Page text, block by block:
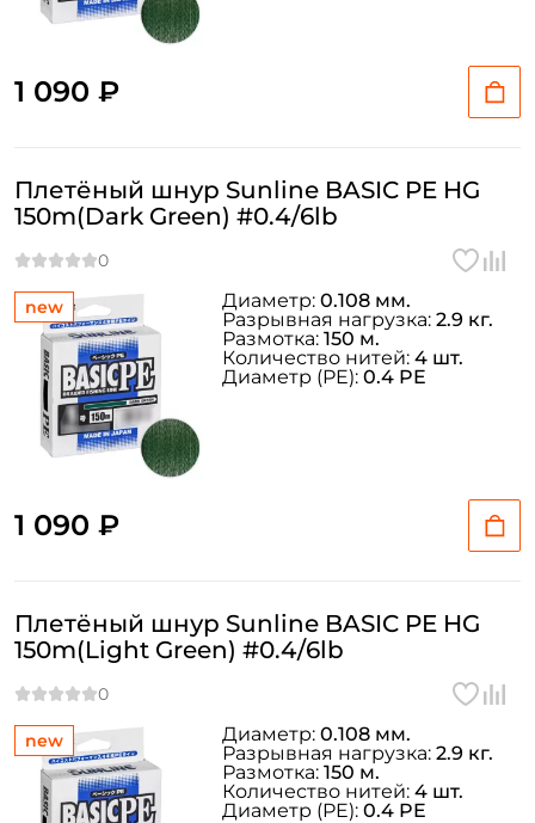
1 090 ₽
new
Плетёный шнур Sunline BASIC PE HG
150m(Dark Green) #0.4/6lb
1 090 ₽
Диаметр: 0.108 мм.
Разрывная нагрузка: 2.9 кг.
Размотка: 150 м.
Количество нитей: 4 шт.
Диаметр (PE): 0.4 PE
new
Плетёный шнур Sunline BASIC PE HG
150m(Light Green) #0.4/6lb
Диаметр: 0.108 мм.
Разрывная нагрузка: 2.9 кг.
Размотка: 150 м.
Количество нитей: 4 шт.
Диаметр (PE): 0.4 PE